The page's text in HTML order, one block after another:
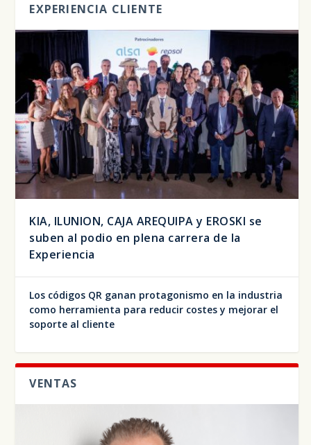
EXPERIENCIA CLIENTE
KIA, ILUNION, CAJA AREQUIPA y EROSKI se
suben al podio en plena carrera de la
Experiencia
Los códigos QR ganan protagonismo en la industria
como herramienta para reducir costes y mejorar el
soporte al cliente
VENTAS